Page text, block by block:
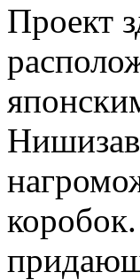
Проект